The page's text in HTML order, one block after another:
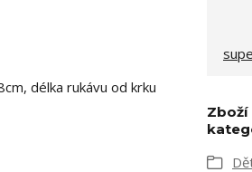
délka rukávu od krku
Zboží